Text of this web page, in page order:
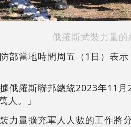
俄羅斯武裝力量的
部當地時間周五（1日）表
俄羅斯聯邦總統2023年11
人。」
力量擴充軍人人數的工作將